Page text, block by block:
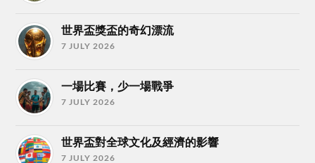
世界盃獎盃的奇幻漂流
7 JULY 2026
一場比賽，少一場戰爭
7 JULY 2026
世界盃對全球文化及經濟的影響
7 JULY 2026